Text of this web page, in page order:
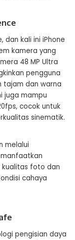
dan kali ini iPhone
kamera yang
48 MP Ultra
pengguna
tajam dan warna
juga mampu
cocok untuk
sinematik.
melalui
kualitas foto dan
cahaya
pengisian daya